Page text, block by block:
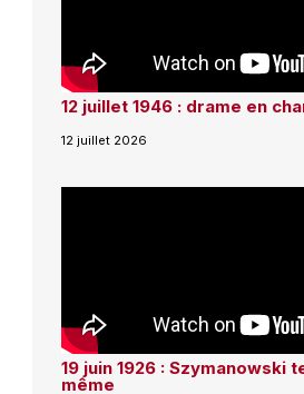
12 juillet 1946 : drame en
12 juillet 2026
19 juin 1926 : Szymanowski
même